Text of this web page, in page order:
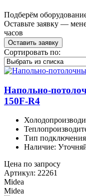
Подберём
Оставьте заявку —
часов
Оставить заявку
Сортировать по:
Напольно-
150F-R4
Тип
Наличие:
Цена по запросу
Артикул: 22261
Midea
Midea